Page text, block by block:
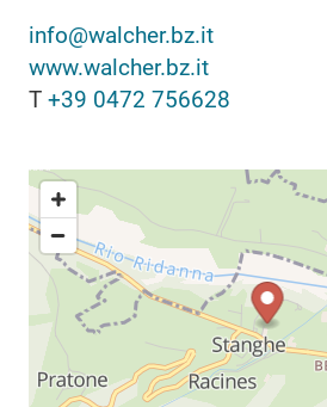
info@walcher.bz.it
www.walcher.bz.it
T +39 0472 756628